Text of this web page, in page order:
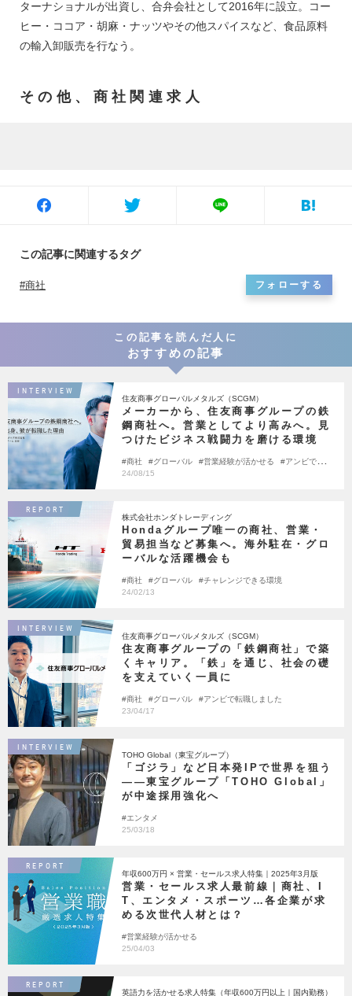
ターナショナルが出資し、合弁会社として2016年に設立。コー
ヒー・ココア・胡麻・ナッツやその他スパイスなど、食品原料
の輸入卸販売を行なう。
その他、商社関連求人
この記事に関連するタグ
商社 フォローする
この記事を読んだ人に
おすすめの記事
INTERVIEW
住友商事グローバルメタルズ（SCGM）
メーカーから、住友商事グループの鉄
鋼商社へ。営業としてより高みへ。見
つけたビジネス戦闘力を磨ける環境
商社 グローバル 営業経験が活かせる
アンビで転職
しました
24/08/15
REPORT
株式会社ホンダトレーディング
Hondaグループ唯一の商社、営業・
貿易担当など募集へ。海外駐在・グロ
ーバルな活躍機会も
商社 グローバル
チャレンジできる環境
24/02/13
INTERVIEW
住友商事グローバルメタルズ（SCGM）
住友商事グループの「鉄鋼商社」で築
くキャリア。「鉄」を通じ、社会の礎
を支えていく一員に
商社 グローバル
アンビで転職しました
23/04/17
INTERVIEW
TOHO Global（東宝グループ）
「ゴジラ」など日本発IPで世界を狙う
――東宝グループ「TOHO Global」
が中途採用強化へ
エンタメ
25/03/18
REPORT
年収600万円 × 営業・セールス求人特集｜2025年3月版
営業・セールス求人最前線｜商社、I
T、エンタメ・スポーツ…各企業が求
める次世代人材とは？
営業経験が活かせる
25/04/03
REPORT
英語力を活かせる求人特集（年収600万円以上｜国内勤務）